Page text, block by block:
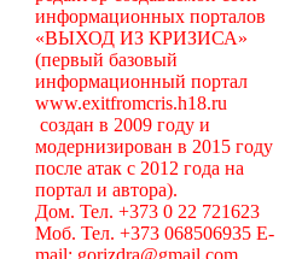
информационных порталов
«ВЫХОД ИЗ КРИЗИСА»
(первый базовый
информационный портал
www.exitfromcris.h18.ru
создан в 2009 году и
модернизирован в 2015 году
после атак с 2012 года на
портал и автора).
Дом. Тел. +373 0 22 721623
Моб. Тел. +373 068506935 E-
mail: gorizdra@gmail.com